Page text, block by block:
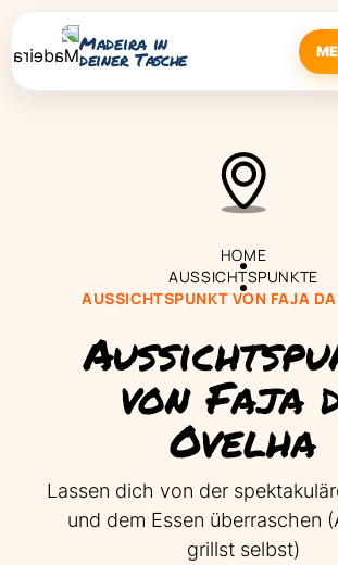
Madeira in
deiner Tasche
HOME
AUSSICHTSPUNKTE
AUSSICHTSPUNKT VON FAJA
von Faja
Ovelha
Lassen dich von der
und dem Essen überraschen
grillst selbst)